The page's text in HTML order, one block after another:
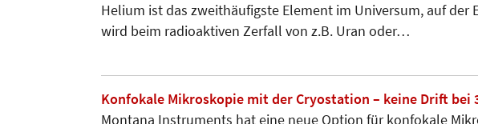
Helium ist das zweithäufigste Element im Universum, auf der
wird beim radioaktiven Zerfall von z.B. Uran oder…
Konfokale Mikroskopie mit der Cryostation – keine Drift bei
Montana Instruments hat eine neue Option für konfokale